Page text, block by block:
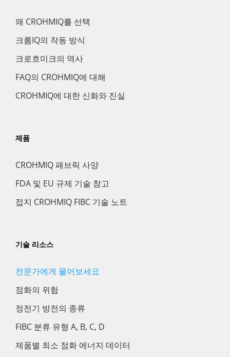
왜 CROHMIQ를 선택
크롬IQ의 작동 방식
크로흐미크의 역사
FAQ의 CROHMIQ에 대해
CROHMIQ에 대한 신화와 진실
제품
CROHMIQ 패브릭 사양
FDA 및 EU 규제 기술 참고
접지 CROHMIQ FIBC 기술 노트
기술 리소스
전문가에게 물어보세요
점화의 위험
정전기 방전의 종류
FIBC 분류 유형 A, B, C, D
제품별 최소 점화 에너지 데이터